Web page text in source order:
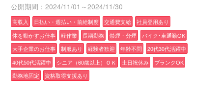
公開期間：2024/11/01～2024/11/30
高収入 日払い・週払い・前給制度 交通費支給
社員登用あり
体を動かすお仕事
軽作業 長期勤務 禁煙・分煙
バイク･車通勤OK
大手企業のお仕事
制服あり 経験者歓迎 年齢不問
20代30代活躍中
40代50代活躍中
シニア（60歳以上）ＯＫ 土日祝休み
ブランクOK
勤務地固定
資格取得支援あり